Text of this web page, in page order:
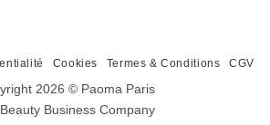
Cookies Termes & Conditions CGV
2026 © Paoma Paris
Business Company